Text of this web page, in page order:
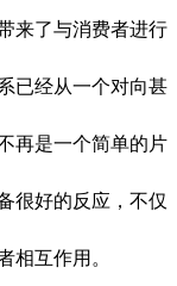
来了与消费者进行
已经从一个对向甚
再是一个简单的片
很好的反应，不仅
相互作用。